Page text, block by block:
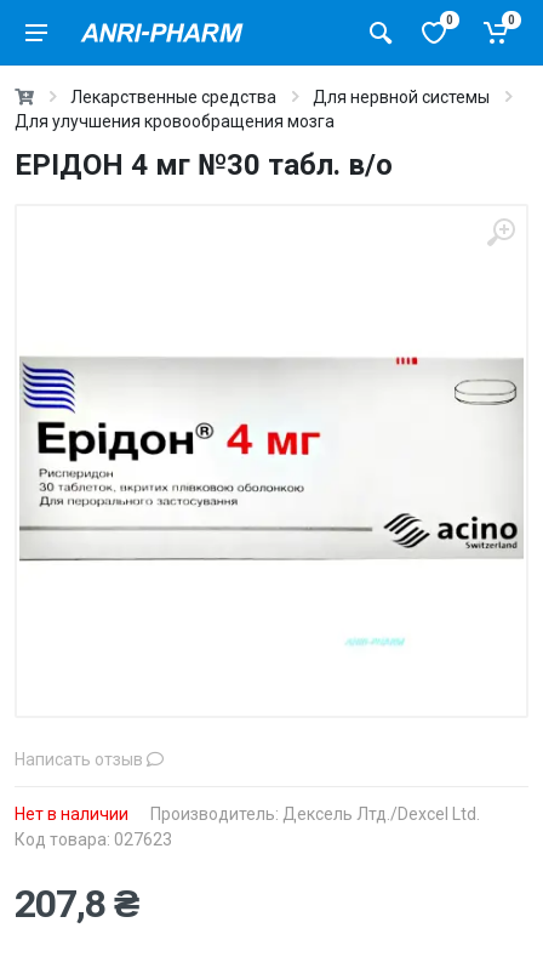
0 0
Лекарственные средства
Для нервной системы
Для улучшения кровообращения мозга
ЕРІДОН 4 мг №30 табл. в/о
Написать отзыв
Нет в наличии Производитель: Дексель Лтд./Dexcel Ltd.
Код товара: 027623
207,8 ₴